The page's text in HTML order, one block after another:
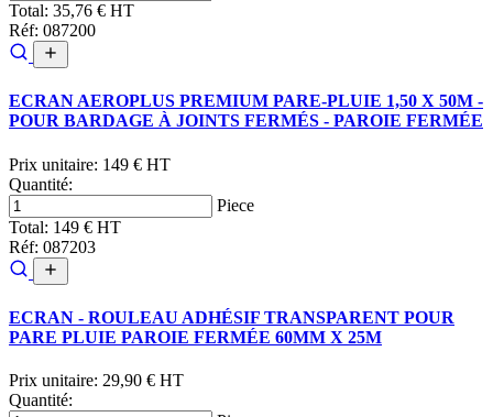
Total: 35,76 € HT
Réf: 087200
ECRAN AEROPLUS PREMIUM PARE-PLUIE 1,50 X 50M -
POUR BARDAGE À JOINTS FERMÉS - PAROIE FERMÉE
Prix unitaire: 149 € HT
Quantité:
Piece
Total: 149 € HT
Réf: 087203
ECRAN - ROULEAU ADHÉSIF TRANSPARENT POUR
PARE PLUIE PAROIE FERMÉE 60MM X 25M
Prix unitaire: 29,90 € HT
Quantité: